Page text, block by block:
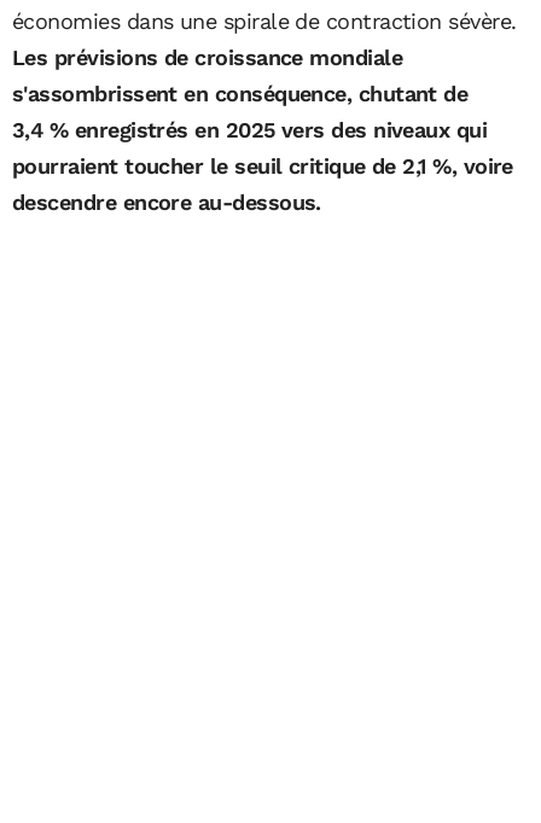
économies dans une spirale de contraction sévère.
Les prévisions de croissance mondiale
s'assombrissent en conséquence, chutant de
3,4 % enregistrés en 2025 vers des niveaux qui
pourraient toucher le seuil critique de 2,1 %, voire
descendre encore au-dessous.